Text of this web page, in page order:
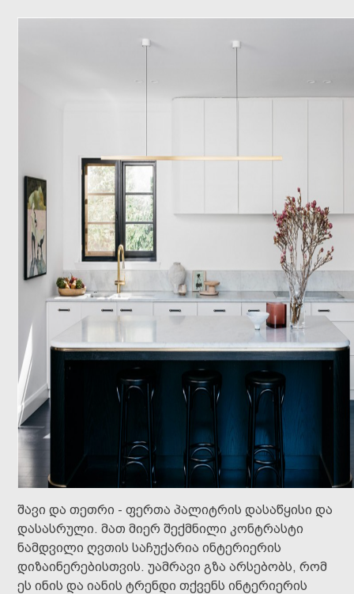
შავი და თეთრი - ფერთა პალიტრის დასაწყისი და
დასასრული. მათ მიერ შექმნილი კონტრასტი
ნამდვილი ღვთის საჩუქარია ინტერიერის
დიზაინერებისთვის. უამრავი გზა არსებობს, რომ
ეს ინის და იანის ტრენდი თქვენს ინტერიერის